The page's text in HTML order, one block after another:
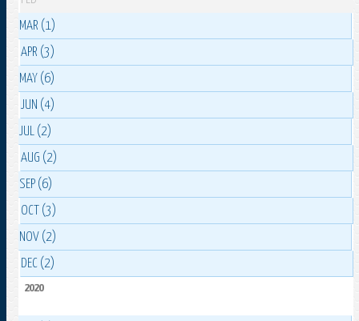
MAR (1)
APR (3)
MAY (6)
JUN (4)
JUL (2)
AUG (2)
SEP (6)
OCT (3)
NOV (2)
DEC (2)
2020